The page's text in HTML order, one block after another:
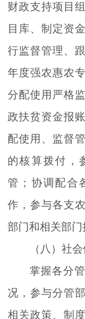
财政支持项目
目库、制定资
行监督管理、
年度强农惠农
分配使用严格
政扶贫资金报
配使用、监督
的核算拨付，
管；协调配合
作，参与各支
部门和相关部门
（八）社
掌握各分
况，参与分管
相关政策、制